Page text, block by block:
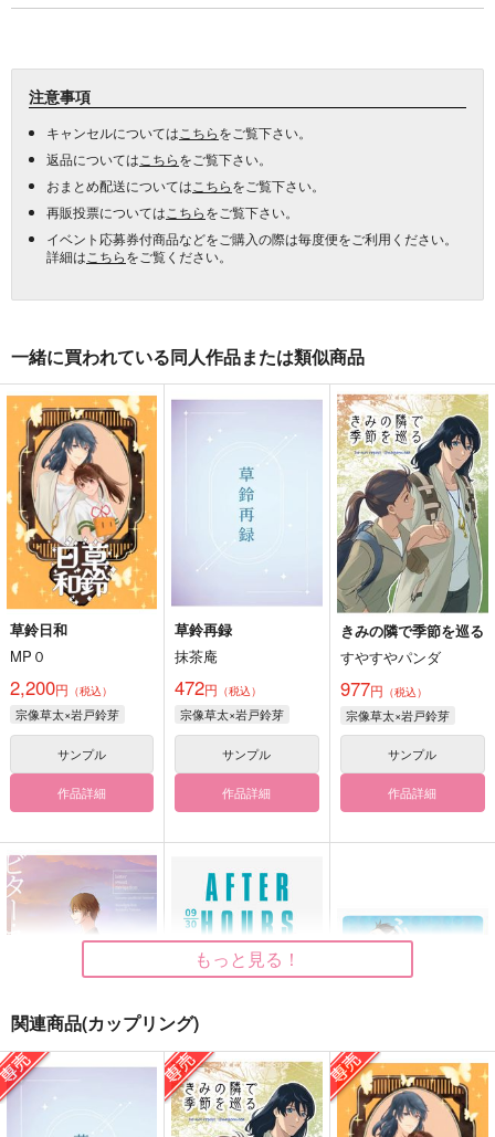
注意事項
キャンセルについては こちらをご覧下さい。
返品については こちらをご覧下さい。
おまとめ配送については こちらをご覧下さい。
再販投票については こちらをご覧下さい。
イベント応募券付商品などをご購入の際は毎度便をご利用ください。
詳細は こちらをご覧ください。
一緒に買われている同人作品または類似商品
草鈴日和
MP０
2,200円 （税込）
宗像草太×岩戸鈴芽
サンプル
作品詳細
草鈴再録
抹茶庵
472円 （税込）
宗像草太×岩戸鈴芽
サンプル
作品詳細
きみの隣で季節を巡る
すやすやパンダ
977円 （税込）
宗像草太×岩戸鈴芽
サンプル
作品詳細
ビター・スウィート・
ナビゲーション
マダラボシ
AFTER HOURS
アイロンワークス
ふわふわあまい
すずめのおうこく
もっと見る！
関連商品(カップリング)